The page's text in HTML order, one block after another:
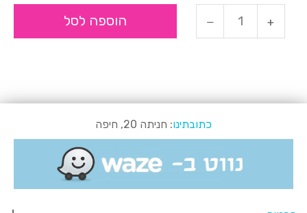
הוספה לסל
כתובתינו: חניתה 20, חיפה